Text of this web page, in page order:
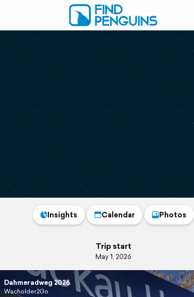
Insights Calendar Photos
Trip start
May 1, 2026
Dahmeradweg 2026
Wacholder2Go